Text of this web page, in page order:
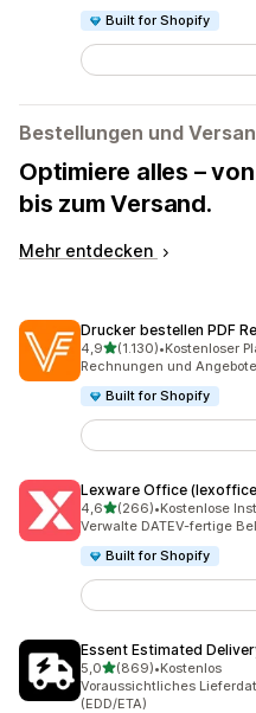
Built for Shopify
Bestellungen und
Optimiere alles –
bis zum Versand.
Mehr entdecken
Drucker bestellen PDF
4,9von 5 Sternen
(1.130)
1130 Rezensionen
•Kostenloser
Rechnungen und
Built for Shopify
Lexware Office
4,6von 5 Sternen
(266)
266 Rezensionen
•Kostenlose
Verwalte DATEV-fertige
Built for Shopify
Essent Estimated
5,0von 5 Sternen
(869)
869 Rezensionen insgesamt
•Kostenlos
Voraussichtliches
(EDD/ETA)